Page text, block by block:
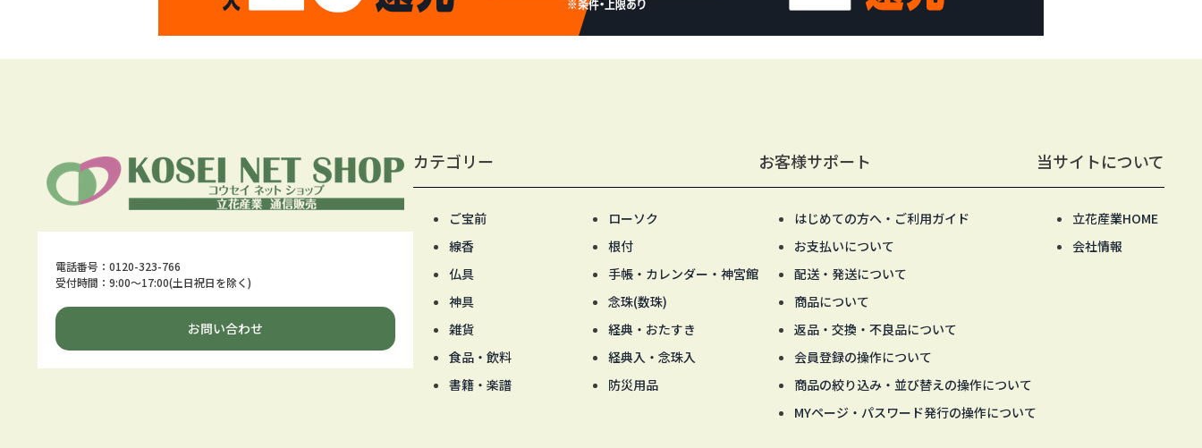
電話番号：0120-323-766
受付時間：9:00～17:00(土日祝日を除く)
お問い合わせ
カテゴリー
ご宝前
ローソク
線香
根付
仏具
手帳・カレンダー・神宮館
神具
念珠(数珠)
雑貨
経典・おたすき
食品・飲料
経典入・念珠入
書籍・楽譜
防災用品
お客様サポート
はじめての方へ・ご利用ガイド
お支払いについて
配送・発送について
商品について
返品・交換・不良品について
会員登録の操作について
商品の絞り込み・並び替えの操作について
MYページ・パスワード発行の操作について
当サイトについて
立花産業HOME
会社情報